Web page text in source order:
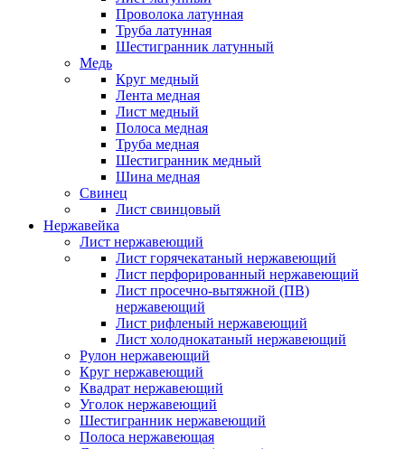
Проволока латунная
Труба латунная
Шестигранник латунный
Медь
Круг медный
Лента медная
Лист медный
Полоса медная
Труба медная
Шестигранник медный
Шина медная
Свинец
Лист свинцовый
Нержавейка
Лист нержавеющий
Лист горячекатаный нержавеющий
Лист перфорированный нержавеющий
Лист просечно-вытяжной (ПВ)
нержавеющий
Лист рифленый нержавеющий
Лист холоднокатаный нержавеющий
Рулон нержавеющий
Круг нержавеющий
Квадрат нержавеющий
Уголок нержавеющий
Шестигранник нержавеющий
Полоса нержавеющая